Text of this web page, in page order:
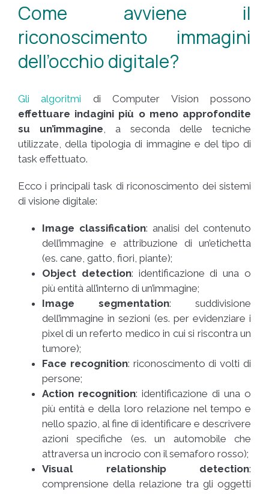
Come avviene il
riconoscimento immagini
dell’occhio digitale?
Gli algoritmi di Computer Vision possono
effettuare indagini più o meno approfondite
su un’immagine, a seconda delle tecniche
utilizzate, della tipologia di immagine e del tipo di
task effettuato.
Ecco i principali task di riconoscimento dei sistemi
di visione digitale:
Image classification: analisi del contenuto
dell’immagine e attribuzione di un’etichetta
(es. cane, gatto, fiori, piante);
Object detection: identificazione di una o
più entità all’interno di un’immagine;
Image segmentation: suddivisione
dell’immagine in sezioni (es. per evidenziare i
pixel di un referto medico in cui si riscontra un
tumore);
Face recognition: riconoscimento di volti di
persone;
Action recognition: identificazione di una o
più entità e della loro relazione nel tempo e
nello spazio, al fine di identificare e descrivere
azioni specifiche (es. un automobile che
attraversa un incrocio con il semaforo rosso);
Visual relationship detection:
comprensione della relazione tra gli oggetti